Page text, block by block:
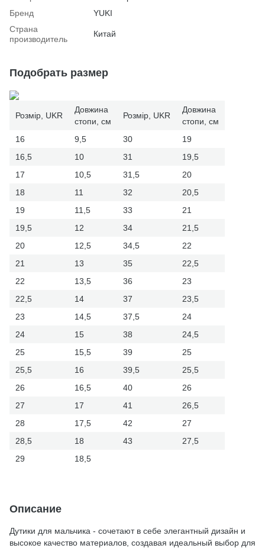
Бренд
YUKI
Страна
производитель
Китай
Подобрать размер
Розмір, UKR
Довжина
стопи, см
Розмір, UKR
Довжина
стопи, см
16
9,5 30
19
16,5
10 31
19,5
17
10,5 31,5
20
18
11 32
20,5
19
11,5 33
21
19,5
12 34
21,5
20
12,5 34,5
22
21
13 35
22,5
22
13,5 36
23
22,5
14 37
23,5
23
14,5 37,5
24
24
15 38
24,5
25
15,5 39
25
25,5
16 39,5
25,5
26
16,5 40
26
27
17 41
26,5
28
17,5 42
27
28,5
18 43
27,5
29
18,5
Описание
Дутики для мальчика - сочетают в себе элегантный дизайн и
высокое качество материалов, создавая идеальный выбор для